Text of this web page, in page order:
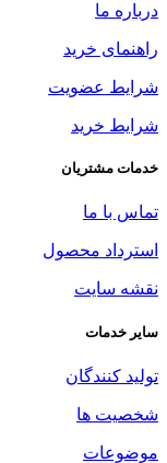
درباره ما
راهنمای خرید
شرایط عضویت
شرایط خرید
خدمات مشتریان
تماس با ما
استرداد محصول
نقشه سایت
سایر خدمات
تولید کنندگان
شخصیت ها
موضوعات